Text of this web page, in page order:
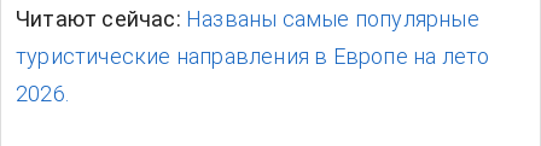
Читают сейчас: Названы самые популярные
туристические направления в Европе на лето
2026.